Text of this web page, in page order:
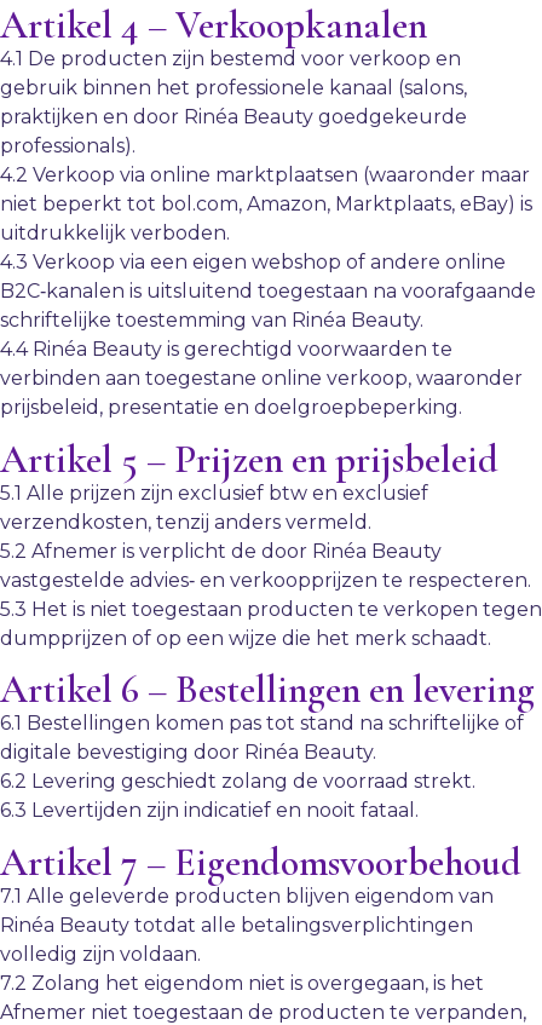
Artikel 4 – Verkoopkanalen
4.1 De producten zijn bestemd voor verkoop en
gebruik binnen het professionele kanaal (salons,
praktijken en door Rinéa Beauty goedgekeurde
professionals).
4.2 Verkoop via online marktplaatsen (waaronder maar
niet beperkt tot bol.com, Amazon, Marktplaats, eBay) is
uitdrukkelijk verboden.
4.3 Verkoop via een eigen webshop of andere online
B2C‑kanalen is uitsluitend toegestaan na voorafgaande
schriftelijke toestemming van Rinéa Beauty.
4.4 Rinéa Beauty is gerechtigd voorwaarden te
verbinden aan toegestane online verkoop, waaronder
prijsbeleid, presentatie en doelgroepbeperking.
Artikel 5 – Prijzen en prijsbeleid
5.1 Alle prijzen zijn exclusief btw en exclusief
verzendkosten, tenzij anders vermeld.
5.2 Afnemer is verplicht de door Rinéa Beauty
vastgestelde advies‑ en verkoopprijzen te respecteren.
5.3 Het is niet toegestaan producten te verkopen tegen
dumpprijzen of op een wijze die het merk schaadt.
Artikel 6 – Bestellingen en levering
6.1 Bestellingen komen pas tot stand na schriftelijke of
digitale bevestiging door Rinéa Beauty.
6.2 Levering geschiedt zolang de voorraad strekt.
6.3 Levertijden zijn indicatief en nooit fataal.
Artikel 7 – Eigendomsvoorbehoud
7.1 Alle geleverde producten blijven eigendom van
Rinéa Beauty totdat alle betalingsverplichtingen
volledig zijn voldaan.
7.2 Zolang het eigendom niet is overgegaan, is het
Afnemer niet toegestaan de producten te verpanden,